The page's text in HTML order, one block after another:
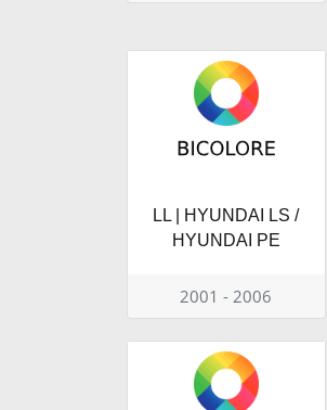
LL | HYUNDAI LS /
HYUNDAI PE
2001 - 2006